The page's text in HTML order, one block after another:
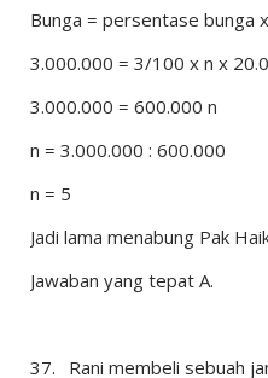
Bunga = persentase bunga
3.000.000 = 3/100 x n x
3.000.000 = 600.000 n
n = 3.000.000 : 600.000
n = 5
Jadi lama menabung Pak
Jawaban yang tepat A.
37. Rani membeli sebuah